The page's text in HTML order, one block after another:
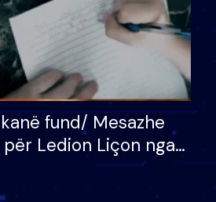
fund/ Mesazhe
Ledion Liçon nga
e tij, moderatori
lotët: Nuk meritoj…